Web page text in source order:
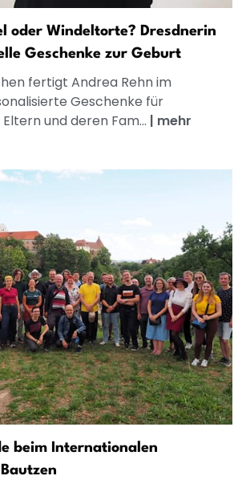
oder Windeltorte? Dresdnerin
Geschenke zur Geburt
fertigt Andrea Rehn im
Geschenke für
und deren Fam... | mehr
beim Internationalen